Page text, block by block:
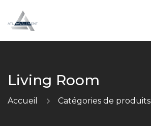
Living Room
Accueil Catégories de produits